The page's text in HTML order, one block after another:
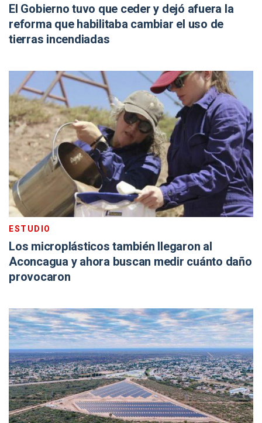
El Gobierno tuvo que ceder y dejó afuera la
reforma que habilitaba cambiar el uso de
tierras incendiadas
ESTUDIO
Los microplásticos también llegaron al
Aconcagua y ahora buscan medir cuánto daño
provocaron